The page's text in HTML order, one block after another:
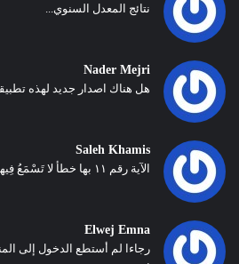
نتائج المعدل السنوي...
Nader Mejri
هل هناك اصدار جديد لهذه
Saleh Khamis
الآية رقم ١١ بها خطأ لا تَسْمَعُ فِيها لاغِيَةً لقد ضمت التا...
Elwej Emna
رجاءا لم أستطع الدخول إلى